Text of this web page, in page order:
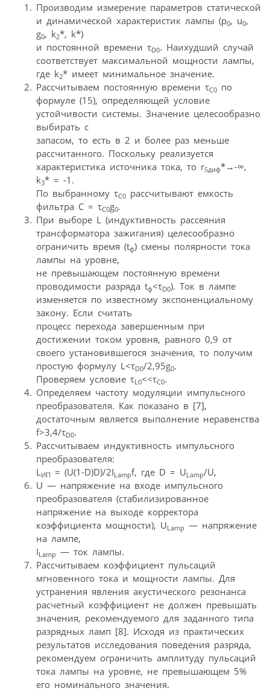
Производим измерение параметров статической
и динамической характеристик лампы (p0, u0,
g0, k2*, k*)
и постоянной времени τD0. Наихудший случай
соответствует максимальной мощности лампы,
где k2* имеет минимальное значение.
Рассчитываем постоянную времени τC0 по
формуле (15), определяющей условие
устойчивости системы. Значение целесообразно
выбирать с
запасом, то есть в 2 и более раз меньше
рассчитанного. Поскольку реализуется
характеристика источника тока, то rSдиф*→-∞,
k3* = -1.
По выбранному τC0 рассчитывают емкость
фильтра С = τC0g0.
При выборе L (индуктивность рассеяния
трансформатора зажигания) целесообразно
ограничить время (tф) смены полярности тока
лампы на уровне,
не превышающем постоянную времени
проводимости разряда tф<τD0). Ток в лампе
изменяется по известному экспоненциальному
закону. Если считать
процесс перехода завершенным при
достижении током уровня, равного 0,9 от
своего установившегося значения, то получим
простую формулу L<τD0/2,95g0.
Проверяем условие τL0<<τC0.
Определяем частоту модуляции импульсного
преобразователя. Как показано в [7],
достаточным является выполнение неравенства
f>3,4/τD0.
Рассчитываем индуктивность импульсного
преобразователя:
L ИП = (U(1-D)D)/2ILampf, где D = ULamp/U,
U — напряжение на входе импульсного
преобразователя (стабилизированное
напряжение на выходе корректора
коэффициента мощности), ULamp — напряжение
на лампе,
ILamp — ток лампы.
Рассчитываем коэффициент пульсаций
мгновенного тока и мощности лампы. Для
устранения явления акустического резонанса
расчетный коэффициент не должен превышать
значения, рекомендуемого для заданного типа
разрядных ламп [8]. Исходя из практических
результатов исследования поведения разряда,
рекомендуем ограничить амплитуду пульсаций
тока лампы на уровне, не превышающем 5%
его номинального значения.